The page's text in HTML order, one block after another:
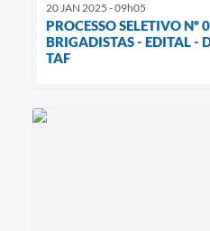
20 JAN 2025 - 09h05
PROCESSO SELETIVO Nº
BRIGADISTAS - EDITAL -
TAF